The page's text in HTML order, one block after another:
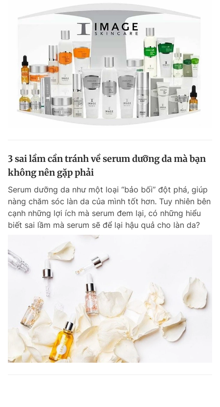
3 sai lầm cần tránh về serum dưỡng da mà bạn
không nên gặp phải
Serum dưỡng da như một loại “bảo bối” đột phá, giúp
nàng chăm sóc làn da của mình tốt hơn. Tuy nhiên bên
cạnh những lợi ích mà serum đem lại, có những hiểu
biết sai lầm mà serum sẽ để lại hậu quả cho làn da?